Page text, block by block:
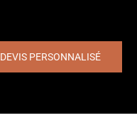
DEVIS PERSONNALISÉ